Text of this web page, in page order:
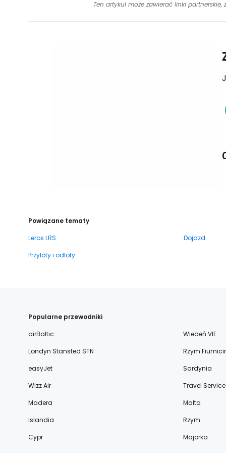
Ten artykuł może zawierać linki
Powiązane tematy
Leros LRS
Dojazd
Przyloty i odloty
Popularne przewodniki
airBaltic
Wiedeń VIE
Londyn Stansted STN
Rzym
easyJet
Sardynia
Wizz Air
Travel Service
Madera
Malta
Islandia
Rzym
Cypr
Majorka